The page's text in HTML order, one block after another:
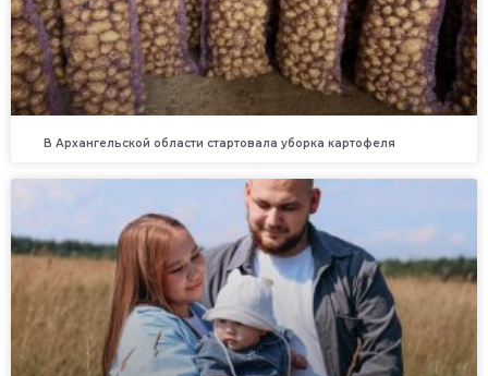
В Архангельской области стартовала уборка картофеля